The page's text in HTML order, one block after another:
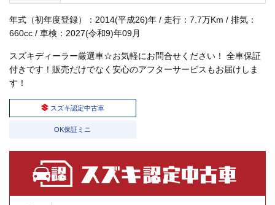
年式（初年度登録）：2014(平成26)年 / 走行：7.7万Km / 排気：
660cc / 車検：2027(令和9)年09月
スズキディーラー厳選車☆お気軽にお問合せください！ 全車保証
付きです！販売だけでなく安心のアフターサービスもお届けしま
す！
スズキ認定中古車
OK保証ミニ